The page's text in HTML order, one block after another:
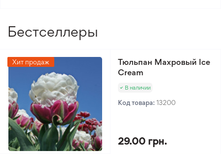
Бестселлеры
Хит продаж
Тюльпан Махровый Ice
Cream
В наличии
Код товара: 13200
29.00 грн.